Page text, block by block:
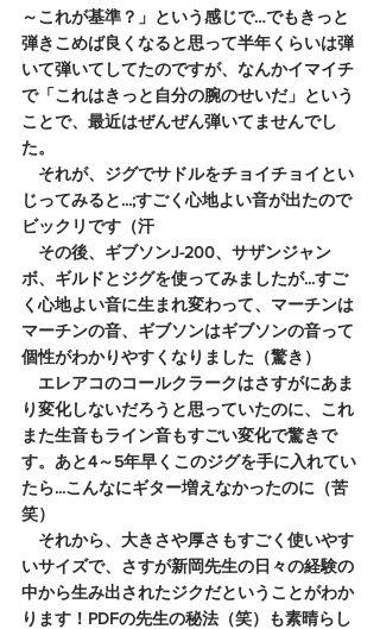
～これが基準？」という感じで…でもきっと
弾きこめば良くなると思って半年くらいは弾
いて弾いてしてたのですが、なんかイマイチ
で「これはきっと自分の腕のせいだ」という
ことで、最近はぜんぜん弾いてませんでし
た。
それが、ジグでサドルをチョイチョイとい
じってみると...;すごく心地よい音が出たので
ビックリです（汗
その後、ギブソンJ-200、サザンジャン
ボ、ギルドとジグを使ってみましたが...すご
く心地よい音に生まれ変わって、マーチンは
マーチンの音、ギブソンはギブソンの音って
個性がわかりやすくなりました（驚き）
エレアコのコールクラークはさすがにあま
り変化しないだろうと思っていたのに、これ
また生音もライン音もすごい変化で驚きで
す。あと4～5年早くこのジグを手に入れてい
たら...こんなにギター増えなかったのに（苦
笑）
それから、大きさや厚さもすごく使いやす
いサイズで、さすが新岡先生の日々の経験の
中から生み出されたジクだということがわか
ります！PDFの先生の秘法（笑）も素晴らし